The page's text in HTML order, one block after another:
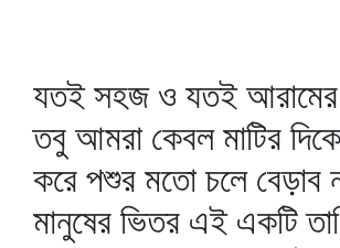
যতই সহজ ও যতই
তবু আমরা কেবল মাটির
করে পশুর মতো চলে বেড়াব
মানুষের ভিতর এই একটি